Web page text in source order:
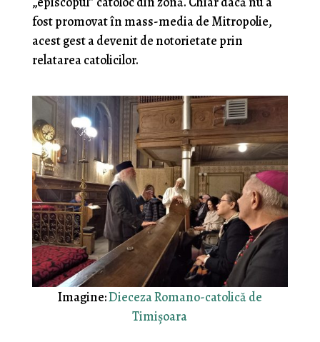
fost promovat în mass-media de Mitropolie,
acest gest a devenit de notorietate prin
relatarea catolicilor.
Imagine:Dieceza Romano-catolică de
Timișoara